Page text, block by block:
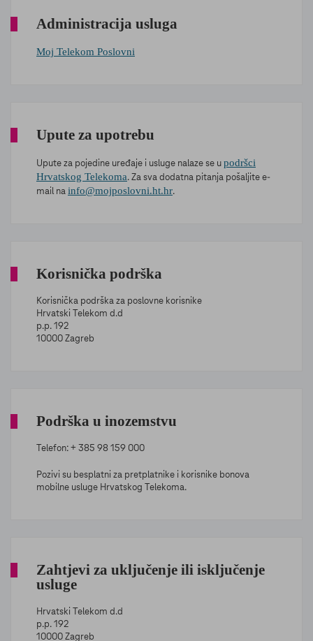
Administracija usluga
Moj Telekom Poslovni
Upute za upotrebu
Upute za pojedine uređaje i usluge nalaze se u podršci
Hrvatskog Telekoma. Za sva dodatna pitanja pošaljite e-
mail na info@mojposlovni.ht.hr.
Korisnička podrška
Korisnička podrška za poslovne korisnike
Hrvatski Telekom d.d
p.p. 192
10000 Zagreb
Podrška u inozemstvu
Telefon: + 385 98 159 000
Pozivi su besplatni za pretplatnike i korisnike bonova
mobilne usluge Hrvatskog Telekoma.
Zahtjevi za uključenje ili isključenje
usluge
Hrvatski Telekom d.d
p.p. 192
10000 Zagreb